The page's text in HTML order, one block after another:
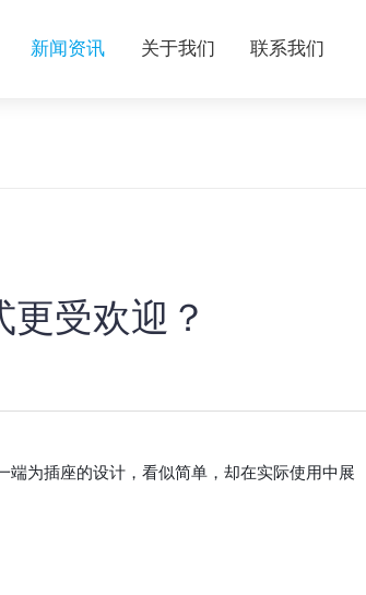
新闻资讯 关于我们 联系我们
受欢迎？
为插座的设计，看似简单，却在实际使用中展